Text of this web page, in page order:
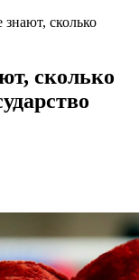
знают, сколько
сколько